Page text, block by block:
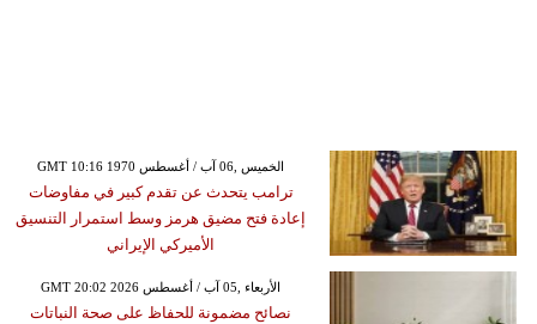
GMT 10:16 1970 الخميس ,06 آب / أغسطس
ترامب يتحدث عن تقدم كبير في مفاوضات
إعادة فتح مضيق هرمز وسط استمرار التنسيق
الأميركي الإيراني
GMT 20:02 2026 الأربعاء ,05 آب / أغسطس
نصائح مضمونة للحفاظ على صحة النباتات